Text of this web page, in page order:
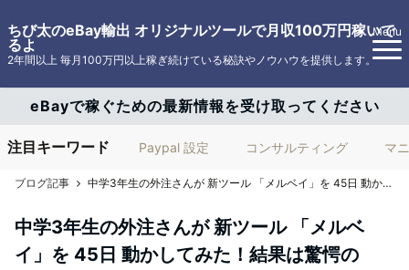
ちび太のeBay輸出 オリジナルツールで月収100万円稼いで
るよ
2年間以上 毎月100万円以上稼ぎ続けている秘訣やノウハウを提供します。
Menu
eBayで稼ぐための最新情報を受け取ってください
注目キーワード Paypal 設定 コンサルティング マ
ブログ記事 中学3年生の外注さんが 新ツール 「メルベイ」を 45日 動かしてみた！結果は驚愕の ○○○○ドル！！
中学3年生の外注さんが 新ツール 「メルベ
イ」を 45日 動かしてみた！結果は驚愕の